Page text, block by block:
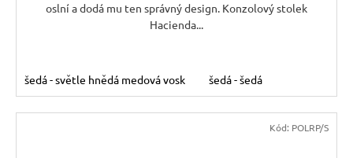
oslní a dodá mu ten správný design. Konzolový stolek
Hacienda...
šedá - světle hnědá medová vosk šedá - šedá
Kód: POLRP/S